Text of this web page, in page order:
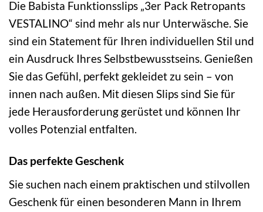
Die Babista Funktionsslips „3er Pack Retropants
VESTALINO“ sind mehr als nur Unterwäsche. Sie
sind ein Statement für Ihren individuellen Stil und
ein Ausdruck Ihres Selbstbewusstseins. Genießen
Sie das Gefühl, perfekt gekleidet zu sein – von
innen nach außen. Mit diesen Slips sind Sie für
jede Herausforderung gerüstet und können Ihr
volles Potenzial entfalten.
Das perfekte Geschenk
Sie suchen nach einem praktischen und stilvollen
Geschenk für einen besonderen Mann in Ihrem